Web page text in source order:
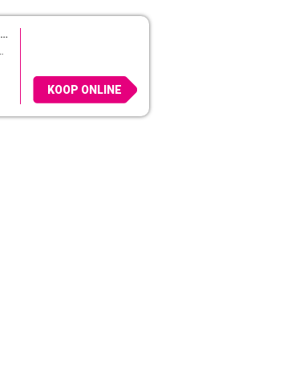
KOOP ONLINE